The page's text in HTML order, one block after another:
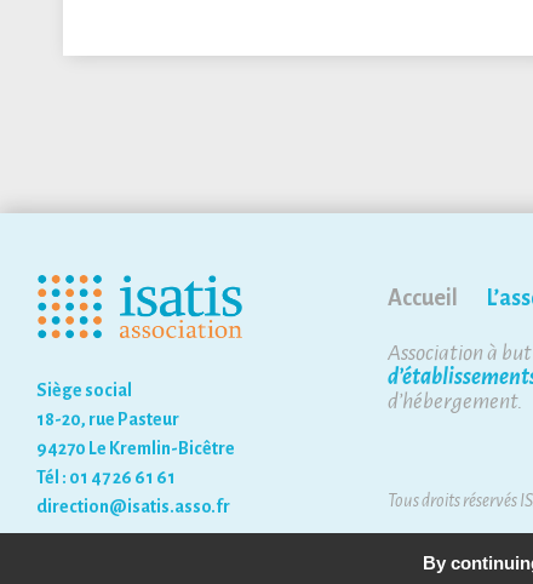
Siège social
18-20, rue Pasteur
94270 Le Kremlin-Bicêtre
Tél : 01 47 26 61 61
direction@isatis.asso.fr
Accueil
Association à
d’hébergement.
Tous droits réservés
By